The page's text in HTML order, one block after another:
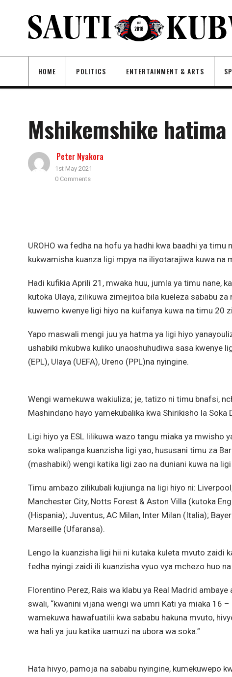
HOME POLITICS ENTERTAINMENT & ARTS
Mshikemshike
Peter Nyakora
1st May 2021
0 Comments
UROHO wa fedha na hofu ya hadhi kwa baadhi ya
kukwamisha kuanza ligi mpya na iliyotarajiwa kuwa na
Hadi kufikia Aprili 21, mwaka huu, jumla ya timu nane,
kutoka Ulaya, zilikuwa zimejitoa bila kueleza sababu
kuwemo kwenye ligi hiyo na kuifanya kuwa na timu 20
Yapo maswali mengi juu ya hatma ya ligi hiyo
ushabiki mkubwa kuliko unaoshuhudiwa sasa kwenye
(EPL), Ulaya (UEFA), Ureno (PPL)na nyingine.
Wengi wamekuwa wakiuliza; je, tatizo ni timu bnafsi,
Mashindano hayo yamekubalika kwa Shirikisho la Soka
Ligi hiyo ya ESL lilikuwa wazo tangu miaka ya mwisho
soka walipanga kuanzisha ligi yao, hususani timu za
(mashabiki) wengi katika ligi zao na duniani kuwa na
Timu ambazo zilikubali kujiunga na ligi hiyo ni:
Manchester City, Notts Forest & Aston Villa (kutoka
(Hispania); Juventus, AC Milan, Inter Milan (Italia);
Marseille (Ufaransa).
Lengo la kuanzisha ligi hii ni kutaka kuleta mvuto zaidi
fedha nyingi zaidi ili kuanzisha vyuo vya mchezo huo
Florentino Perez, Rais wa klabu ya Real Madrid
swali, “kwanini vijana wengi wa umri Kati ya miaka 16
wamekuwa hawafuatilii kwa sababu hakuna mvuto,
wa hali ya juu katika uamuzi na ubora wa soka.”
Hata hivyo, pamoja na sababu nyingine, kumekuwepo